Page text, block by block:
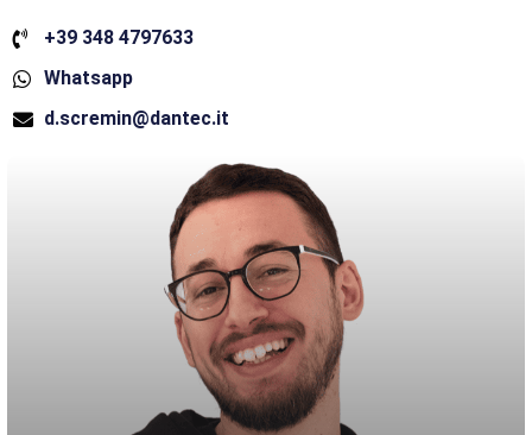
+39 348 4797633
Whatsapp
d.scremin@dantec.it